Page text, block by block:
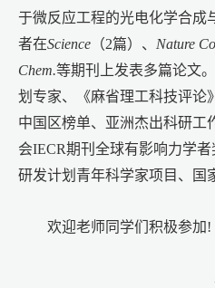
于微反应工程的光电化学合成
者在Science （2篇）、 Nature
Chem.等期刊上发表多篇论文
划专家、《麻省理工科技评论
中国区榜单、亚洲杰出科研工
会IECR期刊全球有影响力学
研发计划青年科学家项目、国
欢迎老师同学们积极参加!